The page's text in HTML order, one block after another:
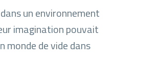
un environnement
imagination pouvait
monde de vide dans